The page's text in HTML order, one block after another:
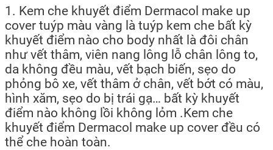
1. Kem che khuyết điểm Dermacol make up
cover tuýp màu vàng là tuýp kem che bất kỳ
khuyết điểm nào cho body nhất là đôi chân
như vết thâm, viên nang lông lỗ chân lông to,
da không đều màu, vết bạch biến, sẹo do
phỏng bô xe, vết thâm ở chân, vết bớt có màu,
hình xăm, sẹo do bị trái gạ… bất kỳ khuyết
điểm nào không lồi không lỏm .Kem che
khuyết điểm Dermacol make up cover đều có
thể che hoàn toàn.